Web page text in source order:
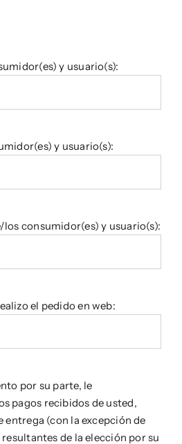
y usuario(s):
y usuario(s):
consumidor(es) y usuario(s):
el pedido en web:
por su parte, le
pagos recibidos de usted,
entrega (con la excepción de
de la elección por su